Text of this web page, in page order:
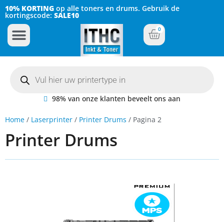
10% KORTING op alle toners en drums. Gebruik de
kortingscode: SALE10
0
98% van onze klanten beveelt ons aan
Home / Laserprinter / Printer Drums / Pagina 2
Printer Drums